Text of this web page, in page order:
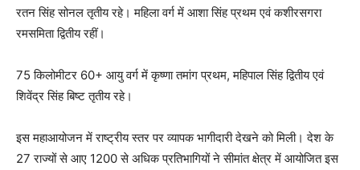
रतन सिंह सोनल तृतीय रहे। महिला वर्ग में आशा सिंह प्रथम एवं कशीरसगरा
रमसमिता द्वितीय रहीं।
75 किलोमीटर 60+ आयु वर्ग में कृष्णा तमांग प्रथम, महिपाल सिंह द्वितीय एवं
शिवेंद्र सिंह बिष्ट तृतीय रहे।
इस महाआयोजन में राष्ट्रीय स्तर पर व्यापक भागीदारी देखने को मिली। देश के
27 राज्यों से आए 1200 से अधिक प्रतिभागियों ने सीमांत क्षेत्र में आयोजित इस